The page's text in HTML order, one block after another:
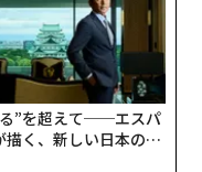
”を超えて──エスパ
描く、新しい日本のラ